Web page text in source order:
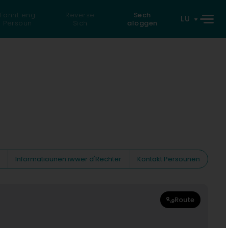
Fannt eng
Persoun
Reverse
Sich
Sech
aloggen
LU
Informatiounen iwwer d'Rechter
Kontakt Persounen
Route